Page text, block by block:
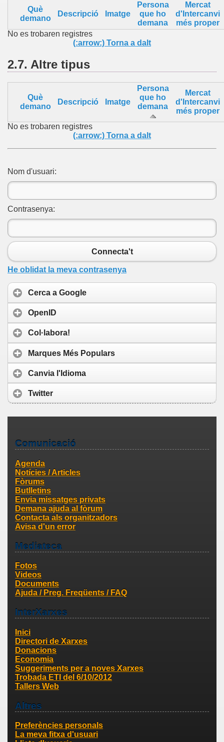
Què
demano
Descripció Imatge
Persona
que ho
demana
Mercat
d'Intercanvi
més proper
No es trobaren registres
(:arrow:) Torna a dalt
2.7. Altre tipus
Què
demano
Descripció Imatge
Persona
que ho
demana
Mercat
d'Intercanvi
més proper
No es trobaren registres
(:arrow:) Torna a dalt
Nom d'usuari:
Contrasenya:
Connecta't
He oblidat la meva contrasenya
Cerca a Google
OpenID
Col·labora!
Marques Més Populars
Canvia l'Idioma
Twitter
Comunicació
Agenda
Notícies / Articles
Fòrums
Butlletins
Envia missatges privats
Demana ajuda al fòrum
Contacta als organitzadors
Avisa d'un error
Mediateca
Fotos
Videos
Documents
Ajuda / Preg. Freqüents / FAQ
InterXarxes
Inici
Directori de Xarxes
Donacions
Economia
Suggeriments per a noves Xarxes
Trobada ETI del 6/10/2012
Tallers Web
Altres
Preferències personals
La meva fitxa d'usuari